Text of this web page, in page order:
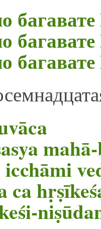
багавате
багавате
багавате
ca